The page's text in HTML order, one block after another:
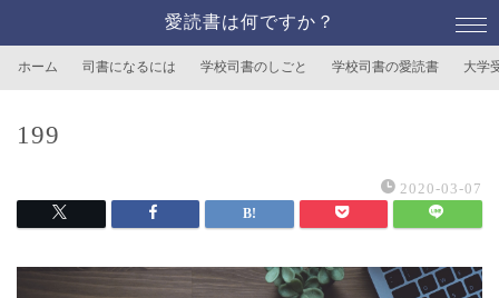
愛読書は何ですか？
ホーム 司書になるには 学校司書のしごと 学校司書の愛読書 大学
199
2020-03-07